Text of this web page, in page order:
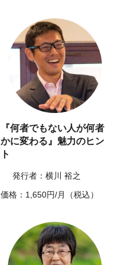
『何者でもない人が何者
かに変わる』魅力のヒン
ト
発行者：横川 裕之
価格：1,650円/月（税込）